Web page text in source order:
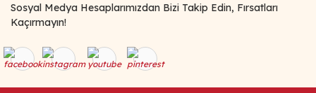
Sosyal Medya Hesaplarımızdan Bizi Takip Edin, Fırsatları
Kaçırmayın!